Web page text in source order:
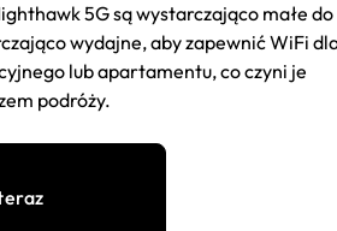
5G są wystarczająco małe do
wydajne, aby zapewnić WiFi
lub apartamentu, co czyni je
podróży.